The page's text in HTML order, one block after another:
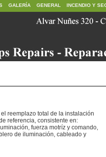
GALERÍA GENERAL INCENDIO Y
reemplazo total de la instalación
referencia, consistente en:
fuerza motríz y comando,
de iluminación, cableado y